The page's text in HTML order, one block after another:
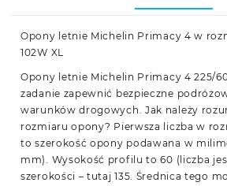
Opony letnie Michelin Primacy 4 w
102W XL
Opony letnie Michelin Primacy 4 225/60
zadanie zapewnić bezpieczne
warunków drogowych. Jak należy
rozmiaru opony? Pierwsza liczba w
to szerokość opony podawana w
mm). Wysokość profilu to 60 (liczba
szerokości – tutaj 135. Średnica tego